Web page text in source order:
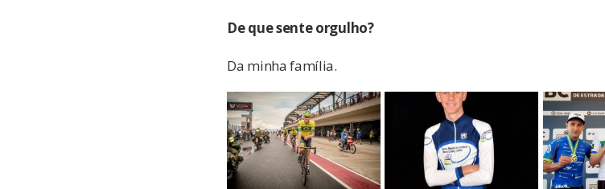
De que sente orgulho?
Da minha família.